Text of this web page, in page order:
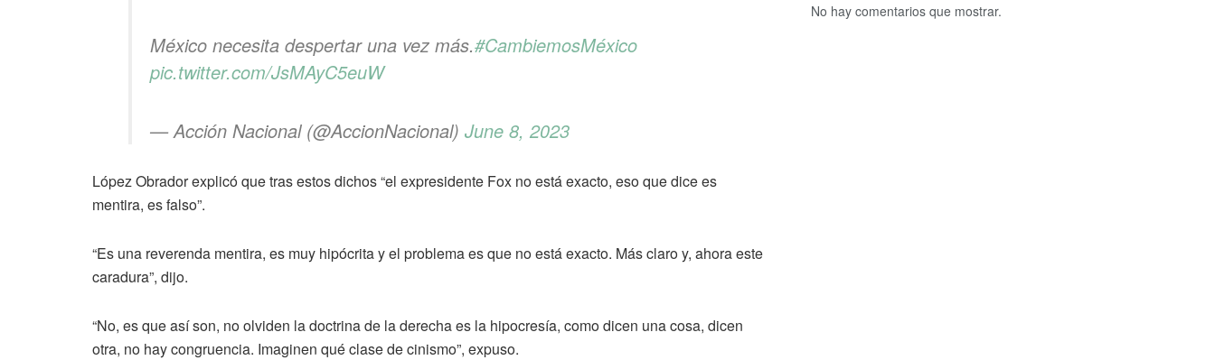
México necesita despertar una vez más.#CambiemosMéxico
pic.twitter.com/JsMAyC5euW
— Acción Nacional (@AccionNacional) June 8, 2023
López Obrador explicó que tras estos dichos “el expresidente Fox no está exacto, eso que dice es
mentira, es falso”.
“Es una reverenda mentira, es muy hipócrita y el problema es que no está exacto. Más claro y, ahora este
caradura”, dijo.
“No, es que así son, no olviden la doctrina de la derecha es la hipocresía, como dicen una cosa, dicen
otra, no hay congruencia. Imaginen qué clase de cinismo”, expuso.
No hay comentarios que mostrar.